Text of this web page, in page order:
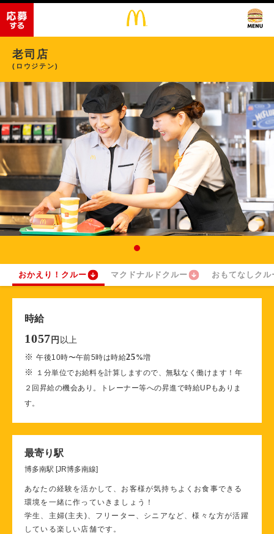
老司店
(ロウジテン)
おかえり！クルー マクドナルドクルー おもてなしクル
時給
1057 円 以上
※午後10時〜午前5時は時給25%増
※
１分単位でお給料を計算しますので、無駄なく働けます！年
２回昇給の機会あり。トレーナー等への昇進で時給UPもありま
す。
最寄り駅
博多南駅 [JR博多南線]
あなたの経験を活かして、お客様が気持ちよくお食事できる
環境を一緒に作っていきましょう！
学生、主婦(主夫)、フリーター、シニアなど、様々な方が活躍
している楽しい店舗です。